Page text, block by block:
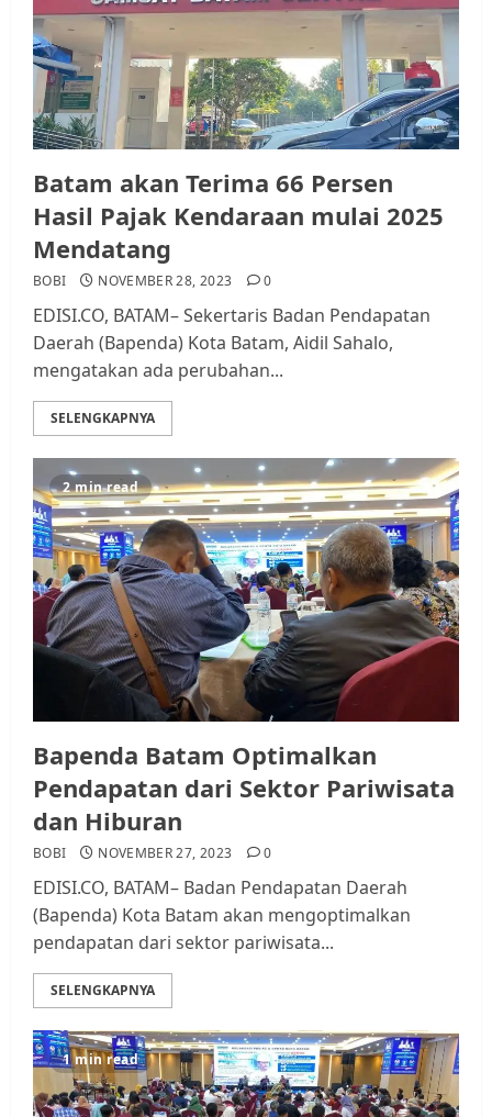
Batam akan Terima 66 Persen
Hasil Pajak Kendaraan mulai 2025
Mendatang
BOBI NOVEMBER 28, 2023 0
EDISI.CO, BATAM– Sekertaris Badan Pendapatan
Daerah (Bapenda) Kota Batam, Aidil Sahalo,
mengatakan ada perubahan...
SELENGKAPNYA
2 min read
Bapenda Batam Optimalkan
Pendapatan dari Sektor Pariwisata
dan Hiburan
BOBI NOVEMBER 27, 2023 0
EDISI.CO, BATAM– Badan Pendapatan Daerah
(Bapenda) Kota Batam akan mengoptimalkan
pendapatan dari sektor pariwisata...
SELENGKAPNYA
1 min read